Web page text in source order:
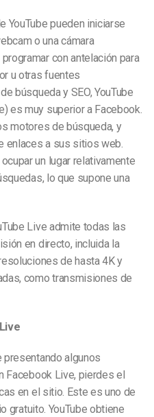
YouTube pueden iniciarse
o una cámara
con antelación para
u otras fuentes
búsqueda y SEO, YouTube
es muy superior a Facebook.
motores de búsqueda, y
enlaces a sus sitios web.
un lugar relativamente
lo que supone una
Live admite todas las
en directo, incluida la
de hasta 4K y
como transmisiones de
presentando algunos
Facebook Live, pierdes el
en el sitio. Este es uno de
gratuito. YouTube obtiene